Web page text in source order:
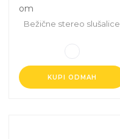
om
Bežične stereo slušalice
KUPI ODMAH